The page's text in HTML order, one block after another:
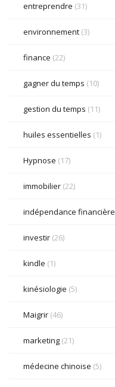
entreprendre (31)
environnement (3)
finance (22)
gagner du temps (10)
gestion du temps (11)
huiles essentielles (1)
Hypnose (17)
immobilier (22)
indépendance financière
investir (26)
kindle (1)
kinésiologie (5)
Maigrir (46)
marketing (21)
médecine chinoise (5)